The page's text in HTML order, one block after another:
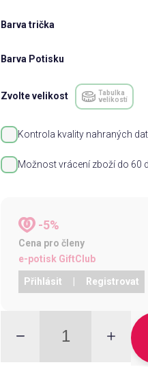
Barva trička
Barva Potisku
Zvolte velikost
Tabulka
velikostí
Kontrola kvality nahraných dat
Možnost vrácení zboží do 60
-5%
Cena pro členy
e-potisk GiftClub
Přihlásit Registrovat